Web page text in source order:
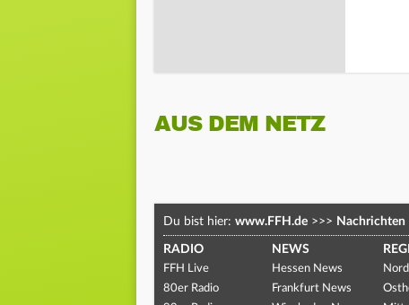
AUS DEM NETZ
Du bist hier: www.FFH.de >>> Nachrichten
RADIO
FFH Live
80er Radio
NEWS
Hessen News
Frankfurt News